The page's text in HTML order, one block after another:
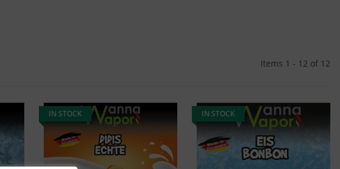
Items 1 - 12 of 12
IN STOCK IN STOCK